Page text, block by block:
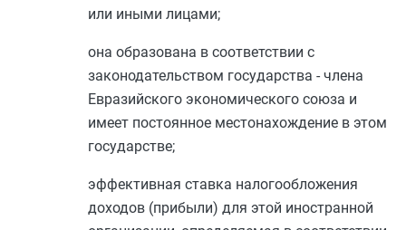
или иными лицами;
она образована в соответствии с
законодательством государства - члена
Евразийского экономического союза и
имеет постоянное местонахождение в этом
государстве;
эффективная ставка налогообложения
доходов (прибыли) для этой иностранной